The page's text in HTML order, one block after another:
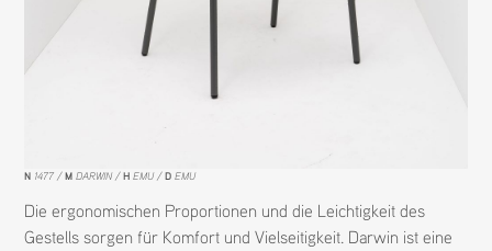
N 1477 M DARWIN H EMU D EMU
Die ergonomischen Proportionen und die Leichtigkeit des
Gestells sorgen für Komfort und Vielseitigkeit. Darwin ist eine